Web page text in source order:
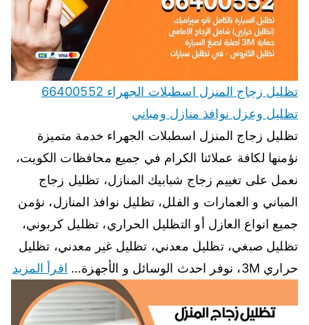
تظليل زجاج المنزل اسطبلات الجهراء 66400552
تظليل وعزل نوافذ منازل ومباني
تظليل زجاج المنزل اسطبلات الجهراء خدمة متميزة
نؤمنها لكافة عملائنا الكرام في جميع محافظات الكويت،
نعمل على تغييم زجاج شبابيك المنازل، تظليل زجاج
المباني و العمارات و الفلل، تظليل نوافذ المنازل، نؤمن
جميع انواع العازل أو التظليل الحراري، تظليل كربوني،
تظليل صبغي، تظليل معدني، تظليل غير معدني، تظليل
حراري 3M، نوفر احدث الوسائل و الأجهزة…
اقرأ المزيد